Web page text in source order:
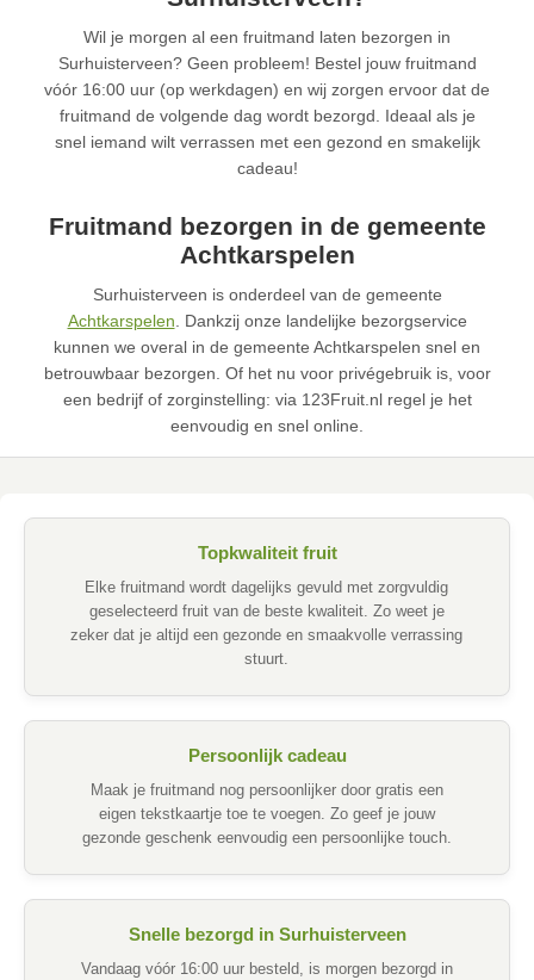
Wil je morgen al een fruitmand laten bezorgen in
Surhuisterveen? Geen probleem! Bestel jouw fruitmand
vóór 16:00 uur (op werkdagen) en wij zorgen ervoor dat de
fruitmand de volgende dag wordt bezorgd. Ideaal als je
snel iemand wilt verrassen met een gezond en smakelijk
cadeau!
Fruitmand bezorgen in de gemeente
Achtkarspelen
Surhuisterveen is onderdeel van de gemeente
Achtkarspelen. Dankzij onze landelijke bezorgservice
kunnen we overal in de gemeente Achtkarspelen snel en
betrouwbaar bezorgen. Of het nu voor privégebruik is, voor
een bedrijf of zorginstelling: via 123Fruit.nl regel je het
eenvoudig en snel online.
Topkwaliteit fruit
Elke fruitmand wordt dagelijks gevuld met zorgvuldig
geselecteerd fruit van de beste kwaliteit. Zo weet je
zeker dat je altijd een gezonde en smaakvolle verrassing
stuurt.
Persoonlijk cadeau
Maak je fruitmand nog persoonlijker door gratis een
eigen tekstkaartje toe te voegen. Zo geef je jouw
gezonde geschenk eenvoudig een persoonlijke touch.
Snelle bezorgd in Surhuisterveen
Vandaag vóór 16:00 uur besteld, is morgen bezorgd in